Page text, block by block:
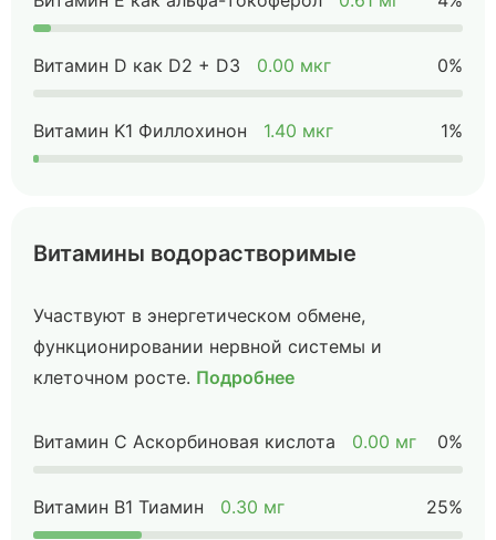
Витамин D как D2 + D3 0.00 мкг 0%
Витамин K1 Филлохинон 1.40 мкг 1%
Витамины водорастворимые
Участвуют в энергетическом обмене,
функционировании нервной системы и
клеточном росте. Подробнее
Витамин C Аскорбиновая кислота 0.00 мг 0%
Витамин B1 Тиамин 0.30 мг 25%